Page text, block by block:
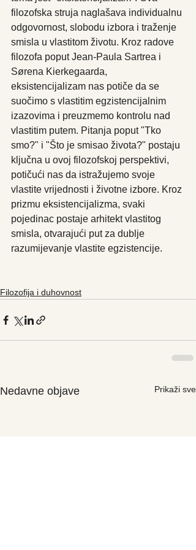
filozofska struja naglašava individualnu
odgovornost, slobodu izbora i traženje
smisla u vlastitom životu. Kroz radove
filozofa poput Jean-Paula Sartrea i
Sørena Kierkegaarda,
eksistencijalizam nas potiče da se
suočimo s vlastitim egzistencijalnim
izazovima i preuzmemo kontrolu nad
vlastitim putem. Pitanja poput "Tko
smo?" i "Što je smisao života?" postaju
ključna u ovoj filozofskoj perspektivi,
potičući nas da istražujemo svoje
vlastite vrijednosti i životne izbore. Kroz
prizmu eksistencijalizma, svaki
pojedinac postaje arhitekt vlastitog
smisla, otvarajući put za dublje
razumijevanje vlastite egzistencije.
Filozofija i duhovnost
Nedavne objave Prikaži sve